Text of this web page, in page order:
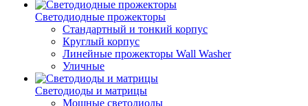
Светодиодные прожекторы
Стандартный и тонкий корпус
Круглый корпус
Линейные прожекторы Wall Washer
Уличные
Светодиоды и матрицы
Мощные светодиоды